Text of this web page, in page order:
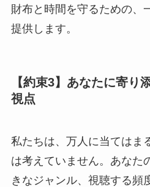
財布と時間を守るための、
提供します。
【約束3】あなたに寄り
視点
私たちは、万人に当てはま
は考えていません。あなた
きなジャンル、視聴する頻